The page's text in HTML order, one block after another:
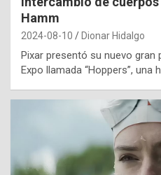
Hamm
2024-08-10 Dionar Hidalgo
Pixar presentó su nuevo gran
Expo llamada “Hoppers”,